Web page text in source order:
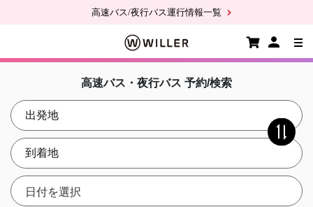
高速バス/夜行バス運行情報一覧
高速バス・夜行バス 予約/検索